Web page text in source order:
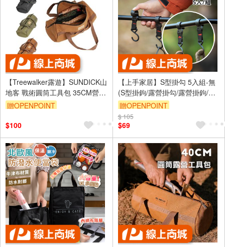
【Treewalker露遊】SUNDICK山
地客 戰術圓筒工具包 35CM營釘
收納包 露營配件雜物收納包 綠
贈OPENPOINT
$100
【上手家居】S型掛勾 5入組-無
(S型掛鉤/露營掛勾/露營掛鉤/橫
桿掛鉤/橫桿掛勾/S鉤/戶外掛勾/
活動掛勾/活動掛鉤/塑鋼掛鉤)
贈OPENPOINT
訂單滿999享9折
$ 105
$69